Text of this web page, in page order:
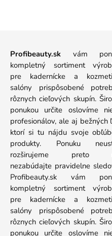
Profibeauty.sk vám
kompletný sortiment
pre kadernícke a
salóny prispôsobené
rôznych cieľových skupín.
ponukou určite oslovíme
profesionálov, ale aj bežných
ktorí si tu nájdu svoje
produkty. Ponuku
rozširujeme preto
nezabúdajte pravidelne
Profibeauty.sk vám
kompletný sortiment
pre kadernícke a
salóny prispôsobené
rôznych cieľových skupín.
ponukou určite oslovíme